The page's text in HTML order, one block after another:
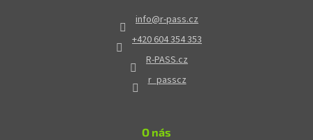
info@r-pass.cz
+420 604 354 353
R-PASS.cz
r_passcz
O nás